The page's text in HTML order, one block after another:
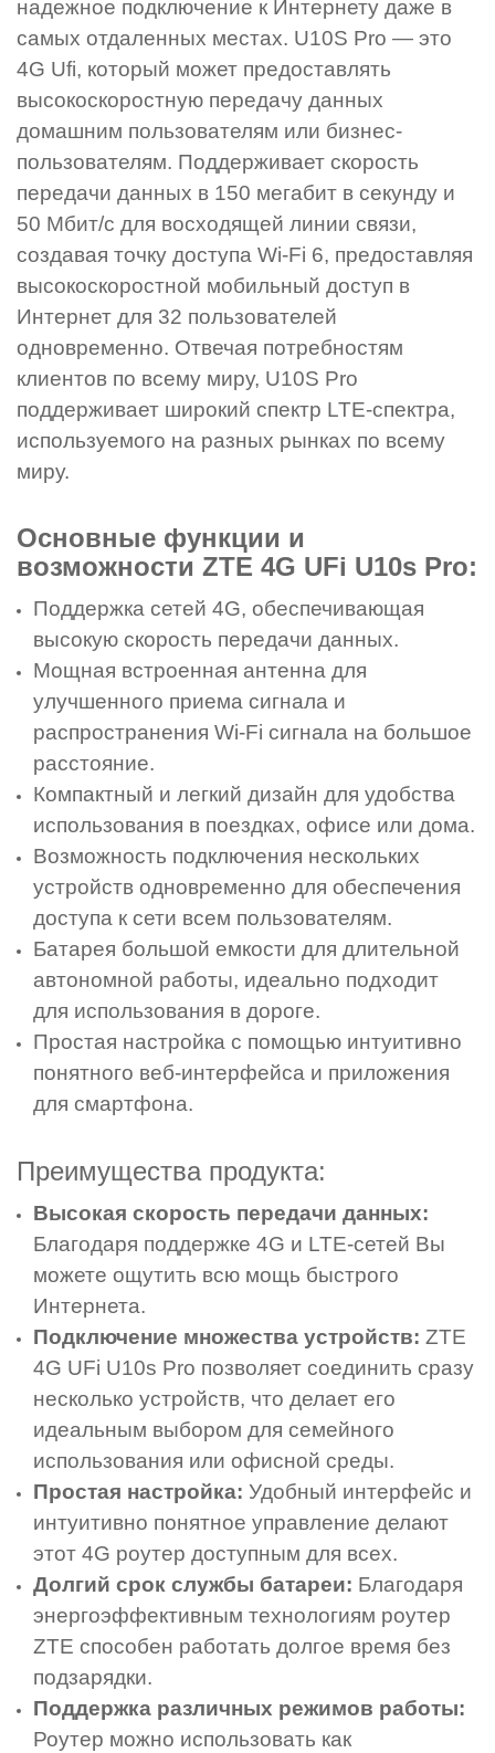
надежное подключение к Интернету даже в
самых отдаленных местах. U10S Pro — это
4G Ufi, который может предоставлять
высокоскоростную передачу данных
домашним пользователям или бизнес-
пользователям. Поддерживает скорость
передачи данных в 150 мегабит в секунду и
50 Мбит/с для восходящей линии связи,
создавая точку доступа Wi-Fi 6, предоставляя
высокоскоростной мобильный доступ в
Интернет для 32 пользователей
одновременно. Отвечая потребностям
клиентов по всему миру, U10S Pro
поддерживает широкий спектр LTE-спектра,
используемого на разных рынках по всему
миру.
Основные функции и
возможности ZTE 4G UFi U10s Pro:
Поддержка сетей 4G, обеспечивающая
высокую скорость передачи данных.
Мощная встроенная антенна для
улучшенного приема сигнала и
распространения Wi-Fi сигнала на большое
расстояние.
Компактный и легкий дизайн для удобства
использования в поездках, офисе или дома.
Возможность подключения нескольких
устройств одновременно для обеспечения
доступа к сети всем пользователям.
Батарея большой емкости для длительной
автономной работы, идеально подходит
для использования в дороге.
Простая настройка с помощью интуитивно
понятного веб-интерфейса и приложения
для смартфона.
Преимущества продукта:
Высокая скорость передачи данных:
Благодаря поддержке 4G и LTE-сетей Вы
можете ощутить всю мощь быстрого
Интернета.
Подключение множества устройств: ZTE
4G UFi U10s Pro позволяет соединить сразу
несколько устройств, что делает его
идеальным выбором для семейного
использования или офисной среды.
Простая настройка: Удобный интерфейс и
интуитивно понятное управление делают
этот 4G роутер доступным для всех.
Долгий срок службы батареи: Благодаря
энергоэффективным технологиям роутер
ZTE способен работать долгое время без
подзарядки.
Поддержка различных режимов работы:
Роутер можно использовать как